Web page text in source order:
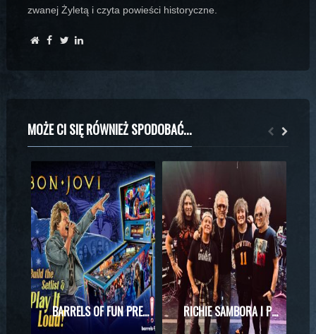
zwanej Żyletą i czyta powieści historyczne.
MOŻE CI SIĘ RÓWNIEŻ SPODOBAĆ...
BARRELS OF FUN PREZENTUJE MASZYNĘ DO PINBALLA Z MOTYWAMI BON JOVI RICHIE SAMBORA I PHIL X RAZEM NA SCENIE! WYJĄTKOWE SPOTKANIE PODCZAS KONCERTU KINGS OF CHAOS